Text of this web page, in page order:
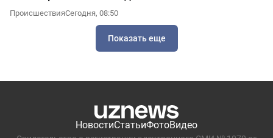
ПроисшествияСегодня, 08:50
Показать еще
НовостиСтатьиФотоВидео